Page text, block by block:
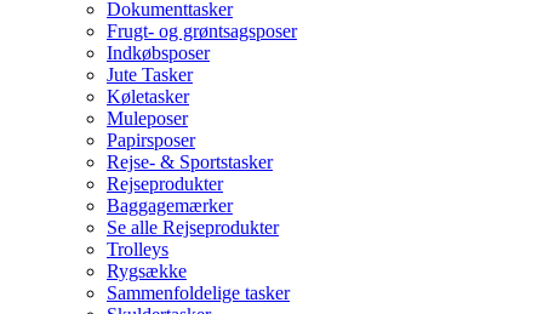
Dokumenttasker
Frugt- og grøntsagsposer
Indkøbsposer
Jute Tasker
Køletasker
Muleposer
Papirsposer
Rejse- & Sportstasker
Rejseprodukter
Baggagemærker
Se alle Rejseprodukter
Trolleys
Rygsække
Sammenfoldelige tasker